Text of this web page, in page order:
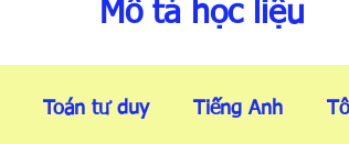
Mô tả học liệu
Toán tư duy Tiếng Anh